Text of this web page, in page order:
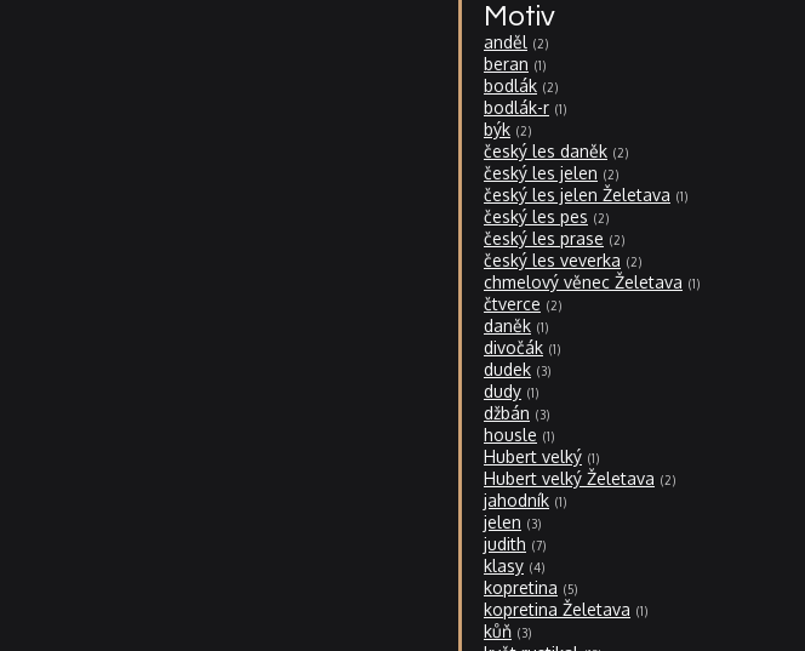
Motiv
anděl 2
beran 1
bodlák 2
bodlák-r 1
býk 2
český les daněk 2
český les jelen 2
český les jelen Želetava 1
český les pes 2
český les prase 2
český les veverka 2
chmelový věnec Želetava 1
čtverce 2
daněk 1
divočák 1
dudek 3
dudy 1
džbán 3
housle 1
Hubert velký 1
Hubert velký Želetava 2
jahodník 1
jelen 3
judith 7
klasy 4
kopretina 5
kopretina Želetava 1
kůň 3